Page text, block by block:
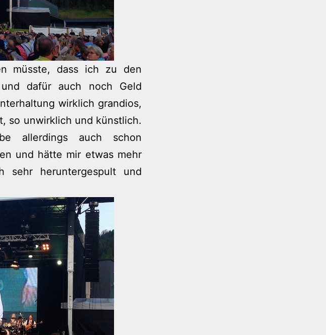
müsste, dass ich zu den
dafür auch noch Geld
wirklich grandios,
so unwirklich und künstlich.
allerdings auch schon
und hätte mir etwas mehr
sehr heruntergespult und